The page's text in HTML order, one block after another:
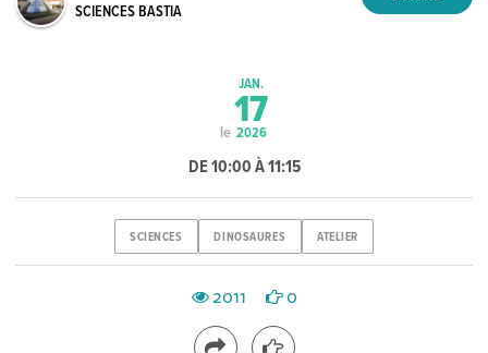
SCIENCES BASTIA
le
JAN.
17
2026
DE 10:00 À 11:15
SCIENCES DINOSAURES ATELIER
2011 0